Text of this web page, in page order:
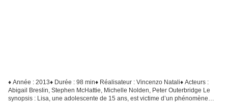
♦ Année : 2013♦ Durée : 98 min♦ Réalisateur : Vincenzo Natali♦ Acteurs :
Abigail Breslin, Stephen McHattie, Michelle Nolden, Peter Outerbridge Le
synopsis : Lisa, une adolescente de 15 ans, est victime d’un phénomène